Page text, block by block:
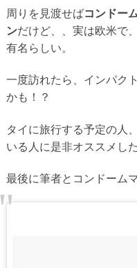
周りを見渡せばコンドー
ンだけど、、実は欧米で
有名らしい。
一度訪れたら、インパク
かも！？
タイに旅行する予定の人
いる人に是非オススメした
最後に筆者とコンドーム